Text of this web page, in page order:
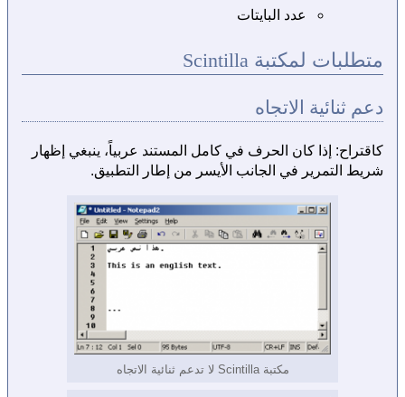
عدد البايتات
متطلبات لمكتبة Scintilla
دعم ثنائية الاتجاه
كاقتراح: إذا كان الحرف في كامل المستند عربياً، ينبغي إظهار
شريط التمرير في الجانب الأيسر من إطار التطبيق.
مكتبة Scintilla لا تدعم ثنائية الاتجاه